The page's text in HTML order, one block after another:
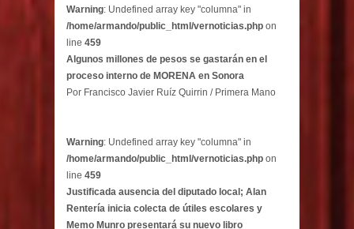
Warning: Undefined array key "columna" in
/home/armando/public_html/vernoticias.php on
line 459
Algunos millones de pesos se gastarán en el
proceso interno de MORENA en Sonora
Por Francisco Javier Ruíz Quirrin / Primera Mano
Warning: Undefined array key "columna" in
/home/armando/public_html/vernoticias.php on
line 459
Justificada ausencia del diputado local; Alan
Rentería inicia colecta de útiles escolares y
Memo Munro presentará su nuevo libro